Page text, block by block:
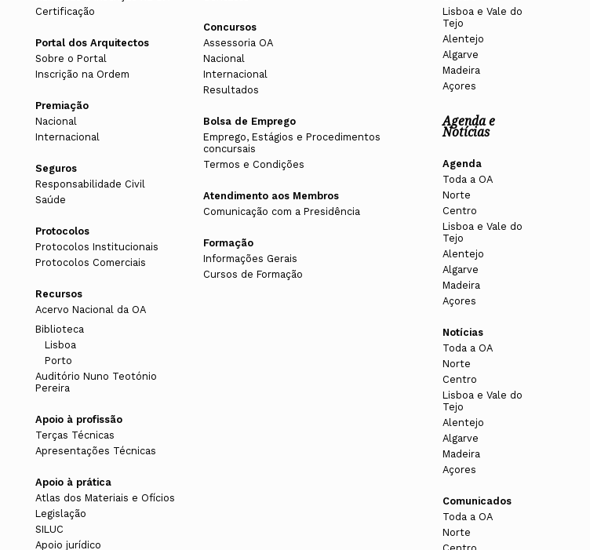
Certificação
Portal dos Arquitectos
Sobre o Portal
Inscrição na Ordem
Premiação
Nacional
Internacional
Seguros
Responsabilidade Civil
Saúde
Protocolos
Protocolos Institucionais
Protocolos Comerciais
Recursos
Acervo Nacional da OA
Biblioteca
Lisboa
Porto
Auditório Nuno Teotónio
Pereira
Apoio à profissão
Terças Técnicas
Apresentações Técnicas
Apoio à prática
Atlas dos Materiais e Ofícios
Legislação
SILUC
Apoio jurídico
Concursos
Assessoria OA
Nacional
Internacional
Resultados
Bolsa de Emprego
Emprego, Estágios e Procedimentos
concursais
Termos e Condições
Atendimento aos Membros
Comunicação com a Presidência
Formação
Informações Gerais
Cursos de Formação
Lisboa e Vale do
Tejo
Alentejo
Algarve
Madeira
Açores
Agenda e
Notícias
Agenda
Toda a OA
Norte
Centro
Lisboa e Vale do
Tejo
Alentejo
Algarve
Madeira
Açores
Notícias
Toda a OA
Norte
Centro
Lisboa e Vale do
Tejo
Alentejo
Algarve
Madeira
Açores
Comunicados
Toda a OA
Norte